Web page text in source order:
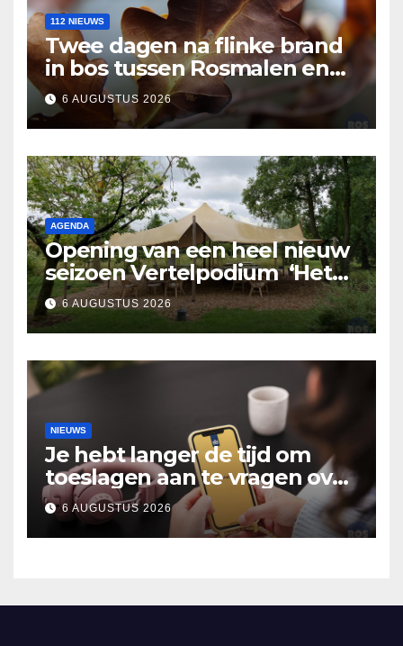
112 NIEUWS
Twee dagen na flinke brand
in bos tussen Rosmalen en
Nuland
6 AUGUSTUS 2026
AGENDA
Opening van een heel nieuw
seizoen Vertelpodium ‘Het
Lopende Vuur’. Landelijke
verhalen in Bomentuin D’n
Hooidonk
6 AUGUSTUS 2026
NIEUWS
Je hebt langer de tijd om
toeslagen aan te vragen over
2025
6 AUGUSTUS 2026